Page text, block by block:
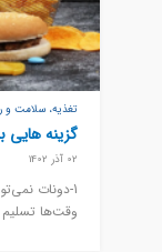
تغذیه، سلامت و
گزینه هایی
02 آذر 1402
1-دونات
وقت‌ها